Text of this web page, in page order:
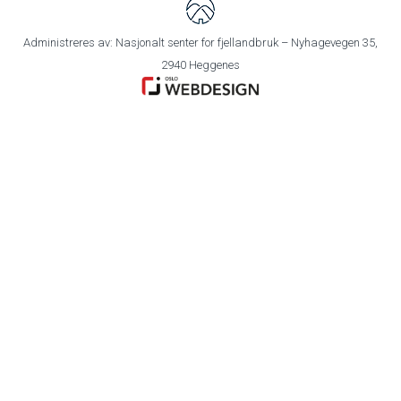
Administreres av: Nasjonalt senter for fjellandbruk – Nyhagevegen 35,
2940 Heggenes